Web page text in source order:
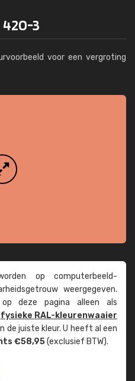
420-3
voor een vergroting
op computer­beeld­
weer­gegeven.
op deze pagina alleen als
fysieke RAL-kleuren­waaier
de juiste kleur. U heeft al een
€58,95(exclusief BTW).